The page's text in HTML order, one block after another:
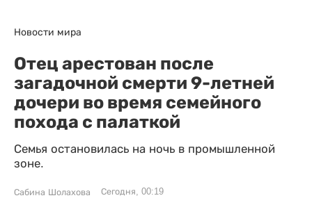
Новости мира
Отец арестован после
загадочной смерти 9-летней
дочери во время семейного
похода с палаткой
Семья остановилась на ночь в промышленной
зоне.
Сабина Шолахова Сегодня, 00:19